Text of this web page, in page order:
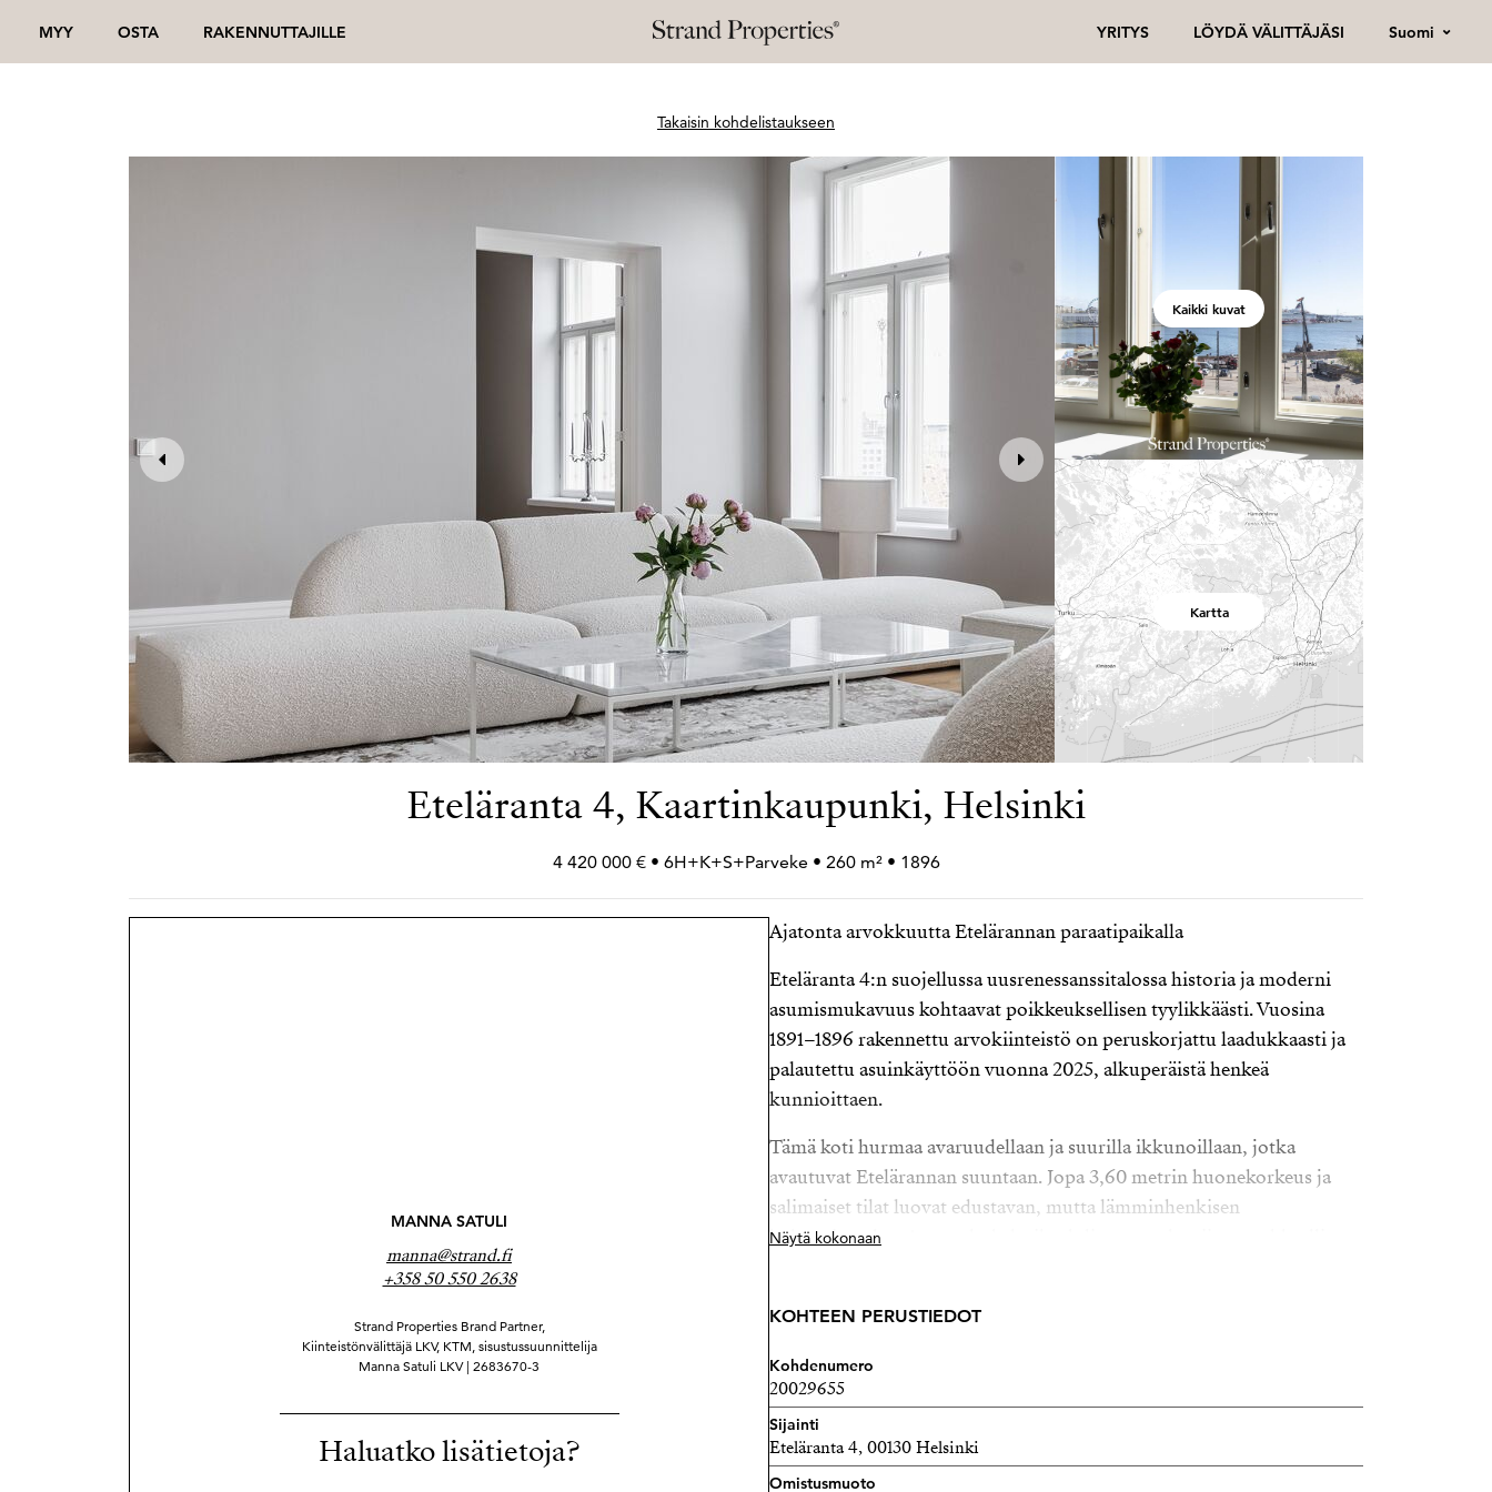
MYY OSTA RAKENNUTTAJILLE YRITYS LÖYDÄ VÄLITTÄJÄSI Suomi
Takaisin kohdelistaukseen
Kaikki kuvat
Kartta
Eteläranta 4, Kaartinkaupunki, Helsinki
4 420 000 € • 6H+K+S+Parveke • 260 m² • 1896
MANNA SATULI
manna@strand.fi
+358 50 550 2638
Strand Properties Brand Partner,
Kiinteistönvälittäjä LKV, KTM, sisustussuunnittelija
Manna Satuli LKV | 2683670-3
Haluatko lisätietoja?
Ajatonta arvokkuutta Etelärannan paraatipaikalla
Eteläranta 4:n suojellussa uusrenessanssitalossa historia ja moderni
asumismukavuus kohtaavat poikkeuksellisen tyylikkäästi. Vuosina
1891–1896 rakennettu arvokiinteistö on peruskorjattu laadukkaasti ja
palautettu asuinkäyttöön vuonna 2025, alkuperäistä henkeä
kunnioittaen.
Tämä koti hurmaa avaruudellaan ja suurilla ikkunoillaan, jotka
avautuvat Etelärannan suuntaan. Jopa 3,60 metrin huonekorkeus ja
salimaiset tilat luovat edustavan, mutta lämminhenkisen
kokonaisuuden. Avara oleskelutila yhdistyy moderniin saarekkeelliseen
sauna.
Taloyhtiössä on myynnissä asuntoja 21–322,5 m². Koko rakennus on
saneerattu vuonna 2025. Eteläranta kehittyy merelliseksi bulevardiksi
vuoteen 2030 mennessä, ja keskustan palvelut sekä kulttuuritarjonta
ovat kävelyetäisyydellä.
Näytä kokonaan
KOHTEEN PERUSTIEDOT
Kohdenumero
20029655
Sijainti
Eteläranta 4, 00130 Helsinki
Omistusmuoto